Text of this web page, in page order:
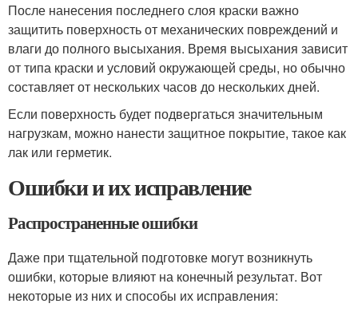
После нанесения последнего слоя краски важно
защитить поверхность от механических повреждений и
влаги до полного высыхания. Время высыхания зависит
от типа краски и условий окружающей среды, но обычно
составляет от нескольких часов до нескольких дней.
Если поверхность будет подвергаться значительным
нагрузкам, можно нанести защитное покрытие, такое как
лак или герметик.
Ошибки и их исправление
Распространенные ошибки
Даже при тщательной подготовке могут возникнуть
ошибки, которые влияют на конечный результат. Вот
некоторые из них и способы их исправления: